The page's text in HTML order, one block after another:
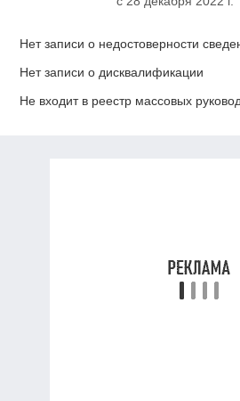
Нет записи о недостоверности
Нет записи о дисквалификации
Не входит в реестр массовых